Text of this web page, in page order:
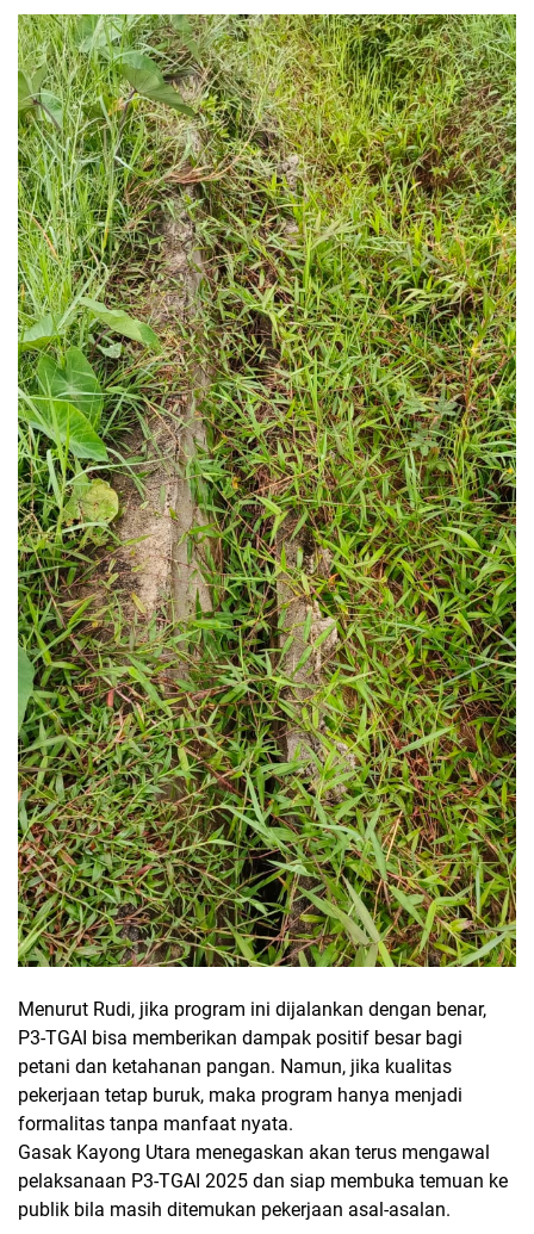
Menurut Rudi, jika program ini dijalankan dengan benar,
P3-TGAI bisa memberikan dampak positif besar bagi
petani dan ketahanan pangan. Namun, jika kualitas
pekerjaan tetap buruk, maka program hanya menjadi
formalitas tanpa manfaat nyata.
Gasak Kayong Utara menegaskan akan terus mengawal
pelaksanaan P3-TGAI 2025 dan siap membuka temuan ke
publik bila masih ditemukan pekerjaan asal-asalan.